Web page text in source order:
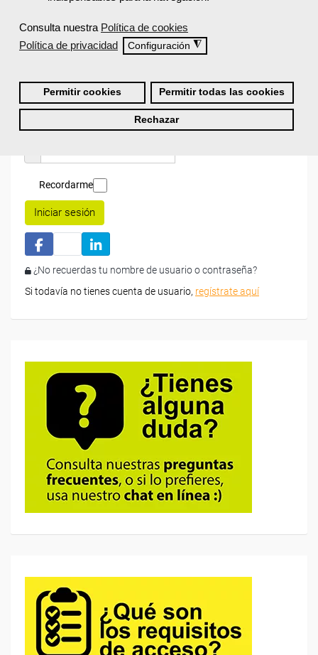
Consulta nuestra Política de cookies
Política de privacidad
Configuración ◮
Permitir cookies Permitir todas las cookies
Rechazar
Inicia sesión:
sesión con Facebook, Google o LinkedIn:
Recordarme
Iniciar sesión
¿No recuerdas tu nombre de usuario o contraseña?
Si todavía no tienes cuenta de usuario, regístrate aquí